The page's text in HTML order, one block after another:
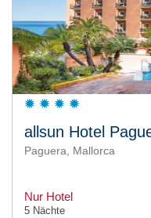
allsun Hotel
Paguera, Mallorca
Nur Hotel
5 Nächte